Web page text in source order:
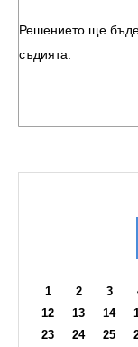
Решението ще
съдията.
1 2 3
12
13 14
23
24 25